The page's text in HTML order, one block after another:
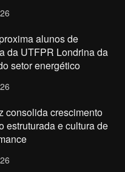
alunos de
da UTFPR Londrina da
setor energético
consolida crescimento
estruturada e cultura de